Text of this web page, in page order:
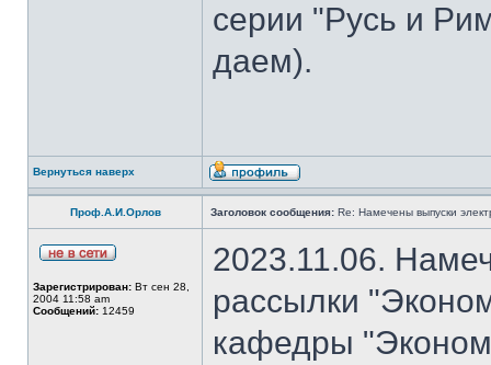
серии "Русь и
даем).
Вернуться наверх
Проф.А.И.Орлов Заголовок сообщения: Re: Намечены выпуски
Зарегистрирован: Вт сен 28,
2004 11:58 am
Сообщений: 12459
2023.11.06.
рассылки
кафедры